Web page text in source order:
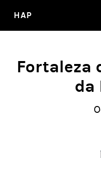
HAP
Fortaleza
da